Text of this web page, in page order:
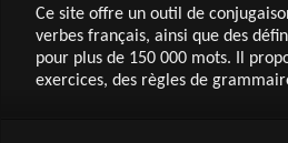
Ce site offre un outil de
verbes français, ainsi que des
pour plus de 150 000 mots. Il
exercices, des règles de